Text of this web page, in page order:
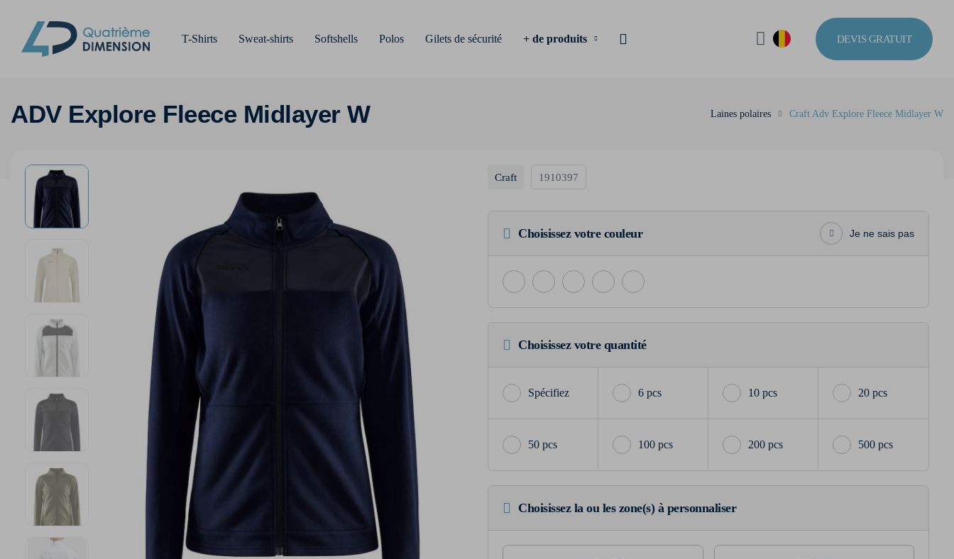
T-Shirts Sweat-shirts Softshells Polos Gilets de sécurité + de produits DEVIS GRATUIT
ADV Explore Fleece Midlayer W Laines polaires Craft Adv Explore Fleece Midlayer W
Craft 1910397
Choisissez votre couleur Je ne sais pas
Choisissez votre quantité
6 pcs 10 pcs 20 pcs
50 pcs 100 pcs 200 pcs 500 pcs
Choisissez la ou les zone(s) à personnaliser